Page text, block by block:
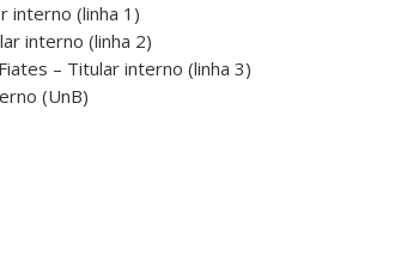
interno (linha 1)
interno (linha 2)
– Titular interno (linha 3)
(UnB)